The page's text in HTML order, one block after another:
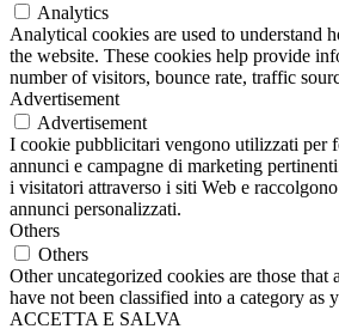
Analytics
Analytical cookies are used to understand
the website. These cookies help provide
number of visitors, bounce rate, traffic
Advertisement
Advertisement
I cookie pubblicitari vengono utilizzati per
annunci e campagne di marketing
i visitatori attraverso i siti Web e
annunci personalizzati.
Others
Others
Other uncategorized cookies are those that
have not been classified into a category as
ACCETTA E SALVA